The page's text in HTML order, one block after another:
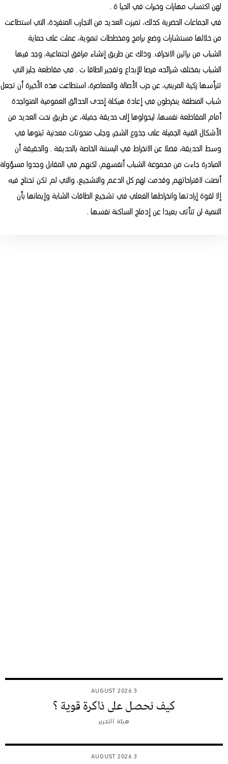
لهن اكتساب مهارات وخبرات في الحيا ة .
في الجماعات الحضرية كذلك، تميزت العديد من التجارب المتفردة، التي استطاعت
من خلالها مستشارات وضع برامج ومخططات تنموية، عملت على حماية
الشباب من براثين الانحراف. وذلك عن طريق إنشاء مرافق اجتماعية، وجد فيها
الشباب بمختلف شرائحه فرصا للإبداع وتفجير الطاقا ت . في مقاطعة جليز التي
تترأسها زكية المريني، عن حزب الأصالة والمعاصرة، استطاعت هذه الأخيرة أن تجعل
شباب المنطقة ينخرطون في إعادة هيكلة إحدى الحدائق العمومية المتواجدة
أمام المقاطعة نفسها، ليحولوها إلى حديقة جميلة، عن طريق نحت العديد من
الأشكال الفنية الجميلة على جذوع الشجر، وجلب منحوتات معدنية ثبتوها في
وسط الحديقة، فضلا عن الانخراط في البستنة الخاصة بالحديقة . والحقيقة أن
المبادرة جاءت من مجموعة الشباب أنفسهم، لكنهم في المقابل وجدوا مسؤولة
أنصتت لاقتراحاتهم وقدمت لهم كل الدعم والتشجيع، والتي لم تكن تحتاج فيه
إلا لقوة إرادتها وانخراطها الفعلي في تشجيع الطاقات الشابة وإيمانها بأن
التنمية لن تتأتى بعيدا عن إدماج الساكنة نفسها .
3 AUGUST 2026
كيف نحصل على ذاكرة قوية ؟
هيئة التحرير
3 AUGUST 2026